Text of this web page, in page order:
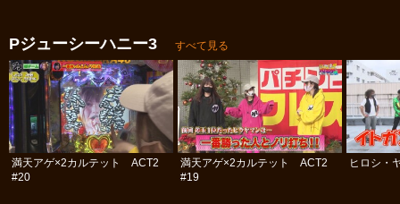
Pジューシーハニー3 すべて見る
満天アゲ×2カルテット ACT2
#20
満天アゲ×2カルテット ACT2
#19
ヒロシ・